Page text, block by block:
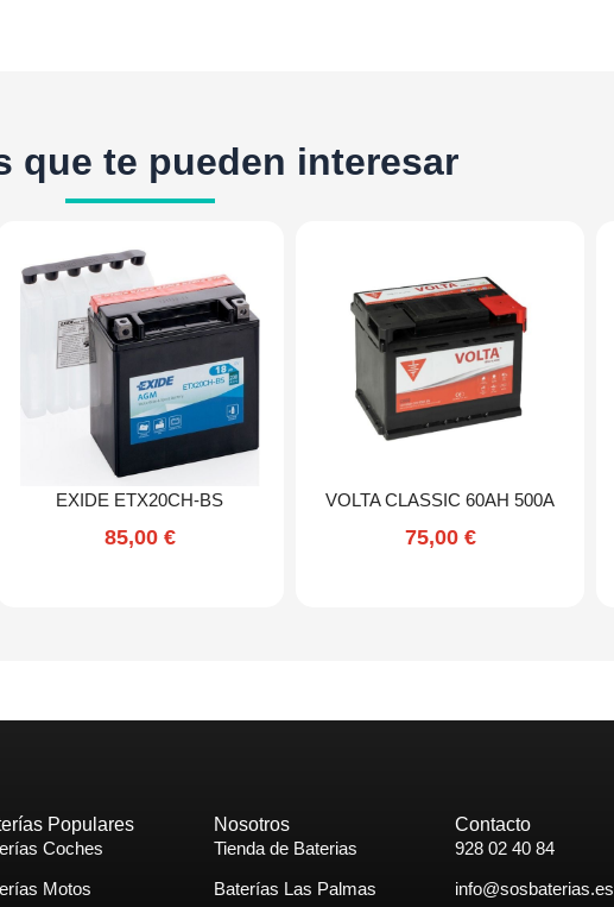
que te pueden interesar
EXIDE ETX20CH-BS
85,00 €
VOLTA CLASSIC 60AH 500A
75,00 €
Populares
Coches
Motos
Nosotros
Tienda de Baterias
Baterías Las Palmas
Contacto
928 02 40 84
info@sosbaterias.es